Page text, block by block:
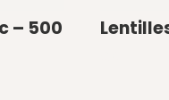
– 500